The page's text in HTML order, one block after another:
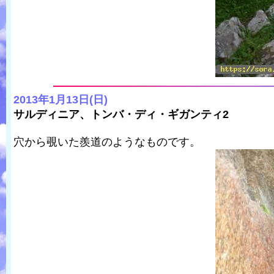
2013年1月13日(日)
サルディニア、トンバ・ディ・ギガンティ2
穴から覗いた羨道のようなものです。